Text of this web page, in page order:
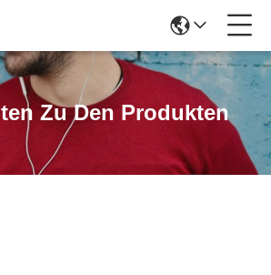
Zu Den Produkten